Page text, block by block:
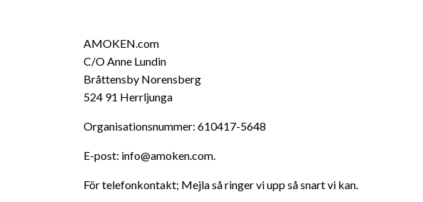
AMOKEN.com
C/O Anne Lundin
Bråttensby Norensberg
524 91 Herrljunga
Organisationsnummer: 610417-5648
E-post: info@amoken.com.
För telefonkontakt; Mejla så ringer vi upp så snart vi kan.